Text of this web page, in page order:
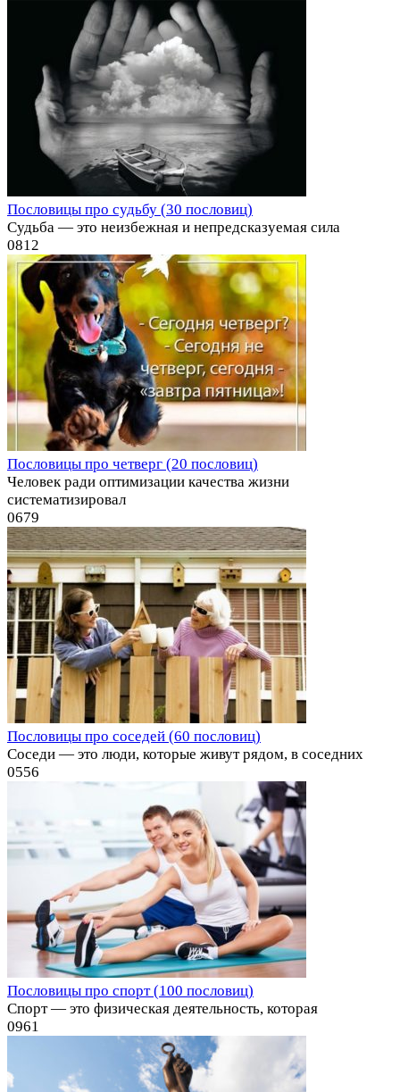
Пословицы про судьбу (30 пословиц)
Судьба — это неизбежная и непредсказуемая сила
0812
Пословицы про четверг (20 пословиц)
Человек ради оптимизации качества жизни
систематизировал
0679
Пословицы про соседей (60 пословиц)
Соседи — это люди, которые живут рядом, в соседних
0556
Пословицы про спорт (100 пословиц)
Спорт — это физическая деятельность, которая
0961